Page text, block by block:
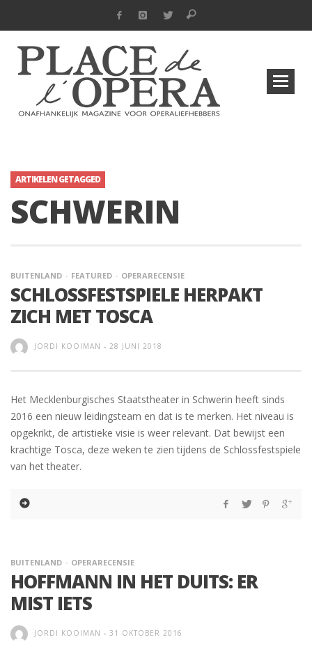
ARTIKELEN GETAGGED
SCHWERIN
BUITENLAND FEATURED OPERARECENSIE
SCHLOSSFESTSPIELE HERPAKT
ZICH MET TOSCA
JORDI KOOIMAN - 28 JUNI 2018
Het Mecklenburgisches Staatstheater in Schwerin heeft sinds
2016 een nieuw leidingsteam en dat is te merken. Het niveau is
opgekrikt, de artistieke visie is weer relevant. Dat bewijst een
krachtige Tosca, deze weken te zien tijdens de Schlossfestspiele
van het theater.
BUITENLAND OPERARECENSIE
HOFFMANN IN HET DUITS: ER
MIST IETS
JORDI KOOIMAN - 31 OKTOBER 2016